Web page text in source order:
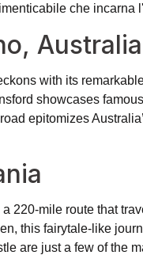
che incarna
Australia
with its
showcases
epitomizes
220-mile route that
this fairytale-like
are just a few of the